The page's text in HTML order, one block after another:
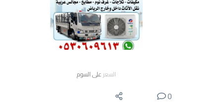
السعر على السوم
0